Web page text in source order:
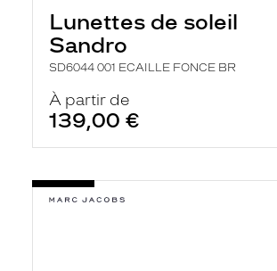
Lunettes de soleil
Sandro
SD6044 001 ECAILLE FONCE BR
À partir de
139,00 €